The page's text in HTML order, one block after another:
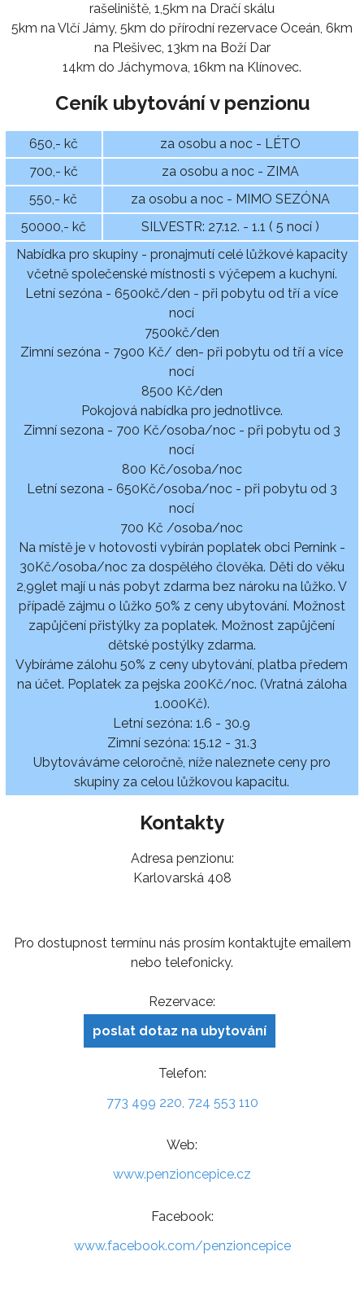
rašeliniště, 1,5km na Dračí skálu
5km na Vlčí Jámy, 5km do přírodní rezervace Oceán, 6km
na Plešivec, 13km na Boží Dar
14km do Jáchymova, 16km na Klínovec.
Ceník ubytování v penzionu
650,- kč
za osobu a noc - LÉTO
700,- kč
za osobu a noc - ZIMA
550,- kč
za osobu a noc - MIMO SEZÓNA
50000,- kč
SILVESTR: 27.12. - 1.1 ( 5 nocí )
Nabídka pro skupiny - pronajmutí celé lůžkové kapacity
včetně společenské místnosti s výčepem a kuchyní.
Letní sezóna - 6500kč/den - při pobytu od tří a více
nocí
7500kč/den
Zimní sezóna - 7900 Kč/ den- při pobytu od tří a více
nocí
8500 Kč/den
Pokojová nabídka pro jednotlivce.
Zimní sezona - 700 Kč/osoba/noc - při pobytu od 3
nocí
800 Kč/osoba/noc
Letní sezona - 650Kč/osoba/noc - při pobytu od 3
nocí
700 Kč /osoba/noc
Na místě je v hotovosti vybírán poplatek obci Pernink -
30Kč/osoba/noc za dospělého člověka. Děti do věku
2,99let mají u nás pobyt zdarma bez nároku na lůžko. V
případě zájmu o lůžko 50% z ceny ubytování. Možnost
zapůjčení přistýlky za poplatek. Možnost zapůjčení
dětské postýlky zdarma.
Vybíráme zálohu 50% z ceny ubytování, platba předem
na účet. Poplatek za pejska 200Kč/noc. (Vratná záloha
1.000Kč).
Letní sezóna: 1.6 - 30.9
Zimní sezóna: 15.12 - 31.3
Ubytováváme celoročně, níže naleznete ceny pro
skupiny za celou lůžkovou kapacitu.
Kontakty
Adresa penzionu:
Karlovarská 408
Pro dostupnost termínu nás prosím kontaktujte emailem
nebo telefonicky.
Rezervace:
poslat dotaz na ubytování
Telefon:
773 499 220, 724 553 110
Web:
www.penzioncepice.cz
Facebook:
www.facebook.com/penzioncepice